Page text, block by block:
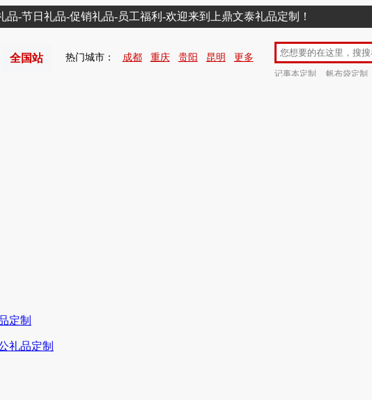
-节日礼品-促销礼品-员工福利-欢迎来到上鼎文泰礼品定制！
全国站 热门城市： 成都 重庆 贵阳 昆明 更多
记事本定制 帆布袋定制
定制
礼品定制